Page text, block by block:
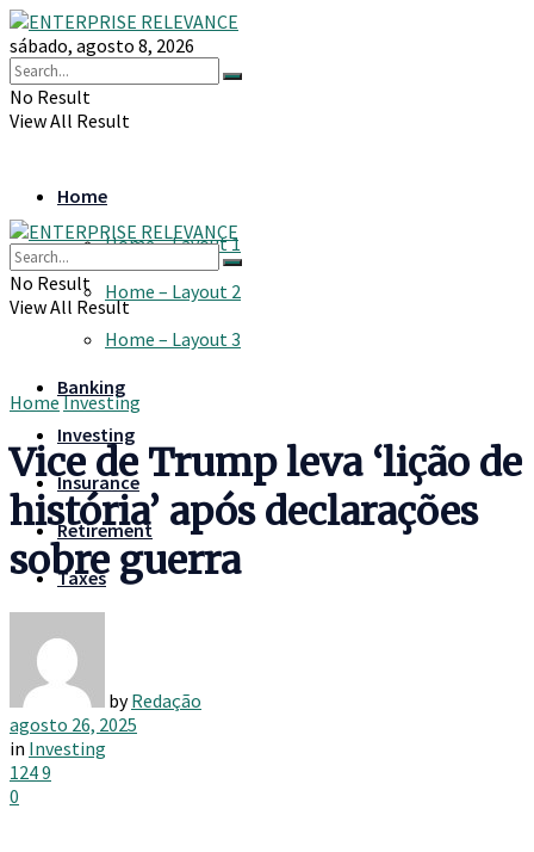
sábado, agosto 8, 2026
No Result
View All Result
Home
Home – Layout 1
Home – Layout 2
Home – Layout 3
Banking
Investing
Insurance
Retirement
Taxes
No Result
View All Result
HomeInvesting
Vice de Trump leva ‘lição de
história’ após declarações
sobre guerra
by Redação
agosto 26, 2025
in Investing
1249
0